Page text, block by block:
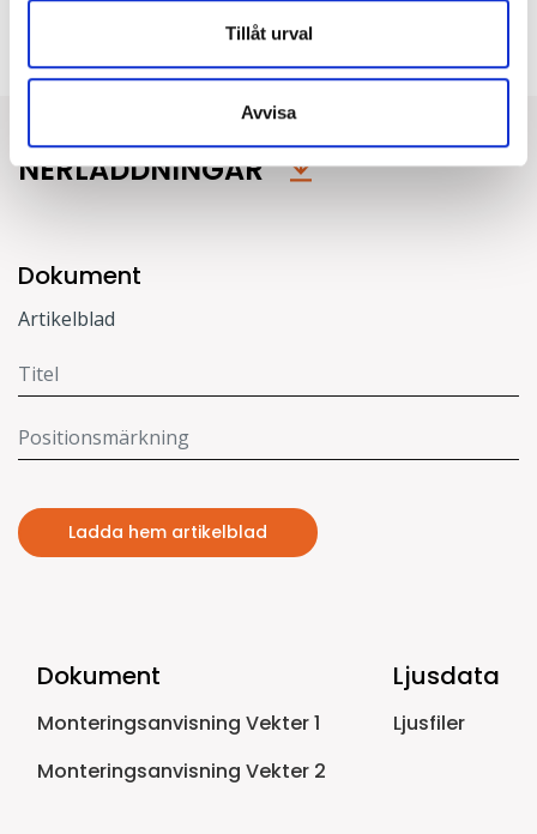
Tillåt urval
Avvisa
Vägg
NERLADDNINGAR
Dokument
Artikelblad
Ladda hem artikelblad
Dokument
Monteringsanvisning Vekter 1
Monteringsanvisning Vekter 2
Ljusdata
Ljusfiler